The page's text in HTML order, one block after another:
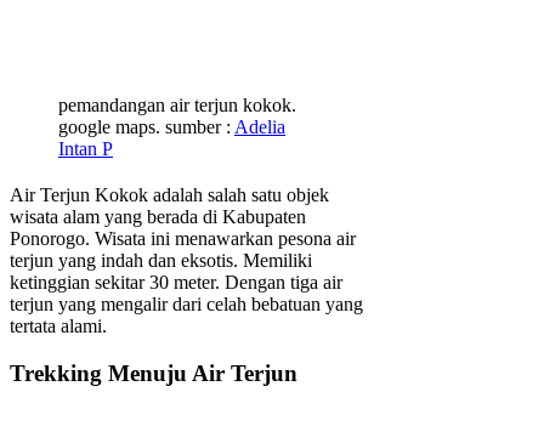
pemandangan air terjun kokok.
google maps. sumber : Adelia
Intan P
Air Terjun Kokok adalah salah satu objek
wisata alam yang berada di Kabupaten
Ponorogo. Wisata ini menawarkan pesona air
terjun yang indah dan eksotis. Memiliki
ketinggian sekitar 30 meter. Dengan tiga air
terjun yang mengalir dari celah bebatuan yang
tertata alami.
Trekking Menuju Air Terjun